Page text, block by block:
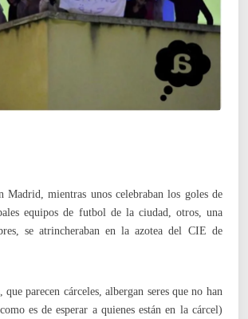
Madrid, mientras unos celebraban los goles de
equipos de futbol de la ciudad, otros, una
se atrincheraban en la azotea del CIE de
que parecen cárceles, albergan seres que no han
es de esperar a quienes están en la cárcel)